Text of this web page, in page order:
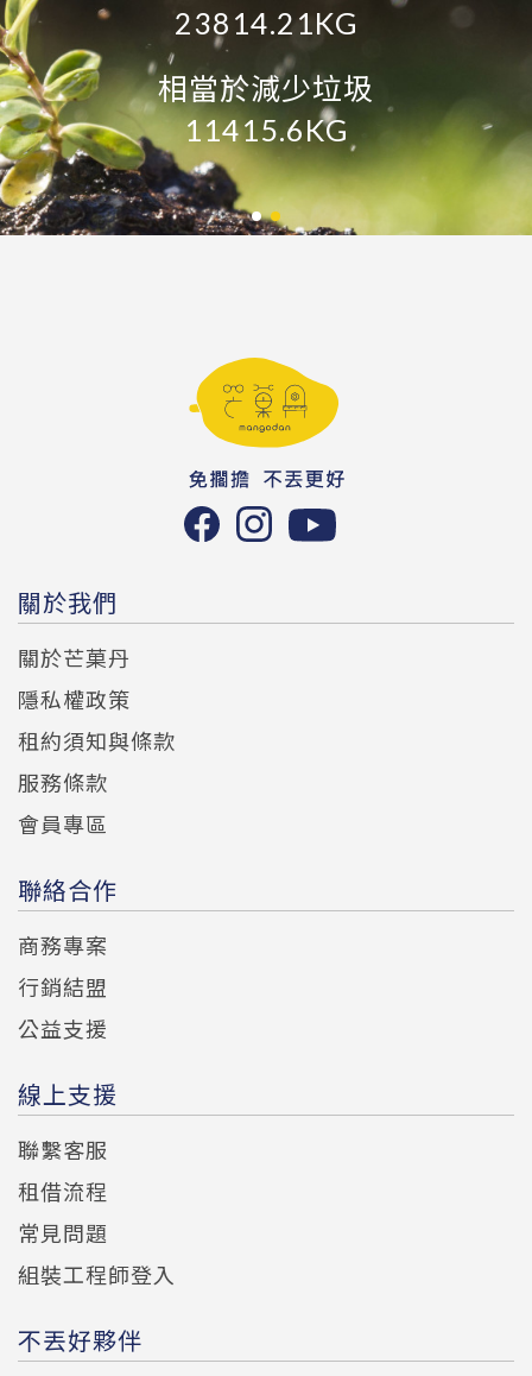
約減少石油
5073.6L
約減少鋁礦
5919.2KG
23814.21KG
相當於減少垃圾
11415.6KG
關於我們
關於芒菓丹
隱私權政策
租約須知與條款
服務條款
會員專區
聯絡合作
商務專案
行銷結盟
公益支援
線上支援
聯繫客服
租借流程
常見問題
組裝工程師登入
不丟好夥伴